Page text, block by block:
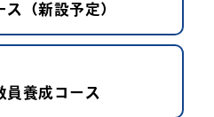
（新設予定）
員養成コース